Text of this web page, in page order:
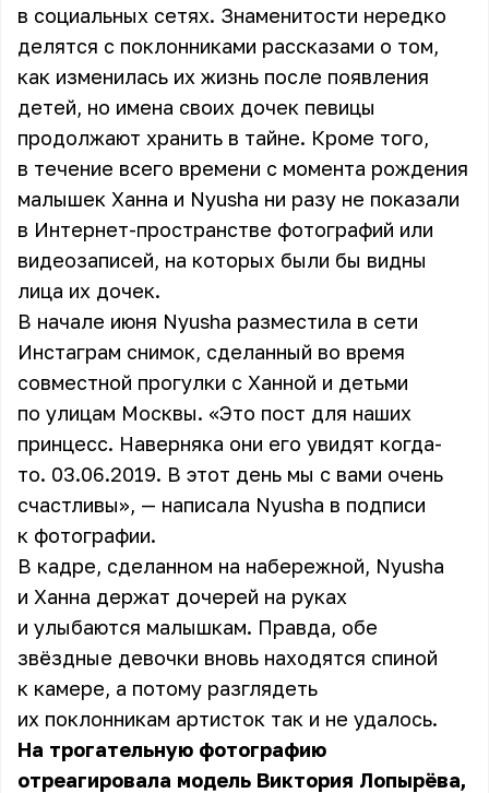
в социальных сетях. Знаменитости нередко
делятся с поклонниками рассказами о том,
как изменилась их жизнь после появления
детей, но имена своих дочек певицы
продолжают хранить в тайне. Кроме того,
в течение всего времени с момента рождения
малышек Ханна и Nyusha ни разу не показали
в Интернет-пространстве фотографий или
видеозаписей, на которых были бы видны
лица их дочек.
В начале июня Nyusha разместила в сети
Инстаграм снимок, сделанный во время
совместной прогулки с Ханной и детьми
по улицам Москвы. «Это пост для наших
принцесс. Наверняка они его увидят когда-
то. 03.06.2019. В этот день мы с вами очень
счастливы», — написала Nyusha в подписи
к фотографии.
В кадре, сделанном на набережной, Nyusha
и Ханна держат дочерей на руках
и улыбаются малышкам. Правда, обе
звёздные девочки вновь находятся спиной
к камере, а потому разглядеть
их поклонникам артисток так и не удалось.
На трогательную фотографию
отреагировала модель Виктория Лопырёва,